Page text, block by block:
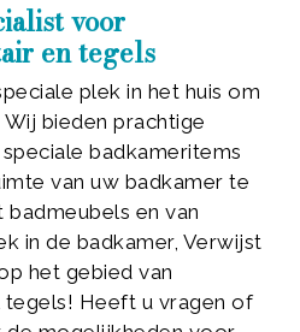
voor
en tegels
plek in het huis om
bieden prachtige
badkameritems
van uw badkamer te
badmeubels en van
in de badkamer, Verwijst
het gebied van
tegels! Heeft u vragen of